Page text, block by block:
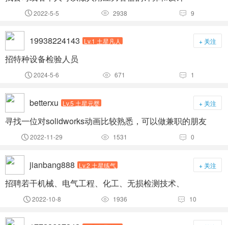
 2022-5-5  2938  9
19938224143 Lv.1 土星凡人 + 关注
招特种设备检验人员
 2024-5-6  671  1
betterxu Lv.5 土星元婴 + 关注
寻找一位对solidworks动画比较熟悉，可以做兼职的朋友
 2022-11-29  1531  0
jianbang888 Lv.2 土星练气 + 关注
招聘若干机械、电气工程、化工、无损检测技术、
 2022-10-8  1936  10